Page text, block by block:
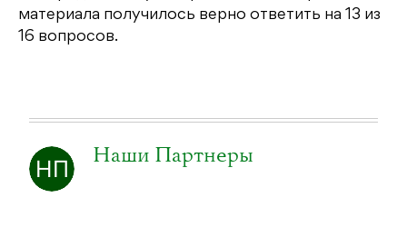
материала получилось верно ответить на 13 из
16 вопросов.
Наши Партнеры